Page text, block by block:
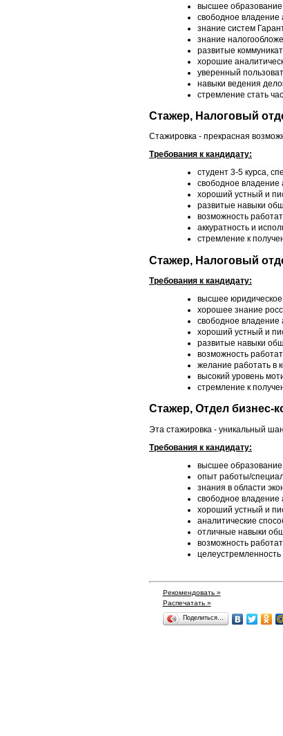
высшее образование
свободное владение
знание систем
знание
развитые
хорошие
уверенный
навыки ведения
стремление стать
Стажер, Налоговый
Стажировка - прекрасная
Требования к кандидату:
студент 3-5 курса,
свободное владение
хороший устный и
развитые навыки
возможность
аккуратность и
стремление к
Стажер, Налоговый
Требования к кандидату:
высшее юридическое
хорошее знание
свободное владение
хороший устный и
развитые навыки
возможность
желание работать в
высокий уровень
стремление к
Стажер, Отдел бизнес-
Эта стажировка - уникальный
Требования к кандидату:
высшее образование
опыт работы/
знания в области
свободное владение
хороший устный и
аналитические
отличные навыки
возможность
целеустремленность
Рекомендовать »
Распечатать »
Поделиться…